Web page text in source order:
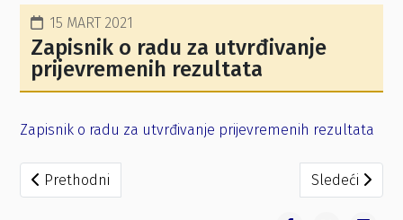
15 MART 2021
Zapisnik o radu za utvrđivanje
prijevremenih rezultata
Zapisnik o radu za utvrđivanje prijevremenih rezultata
Prethodni članak: Izvještaj o rezultatima glasanja
Prethodni Sledeći
Sledeći